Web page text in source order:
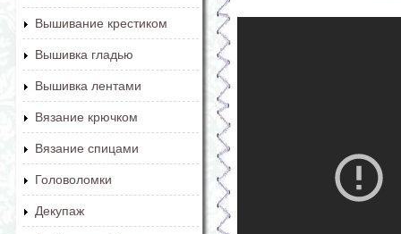
Вышивание крестиком
Вышивка гладью
Вышивка лентами
Вязание крючком
Вязание спицами
Головоломки
Декупаж